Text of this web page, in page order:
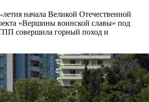
начала Великой Отечественной
«Вершины воинской славы» под
совершила горный поход и